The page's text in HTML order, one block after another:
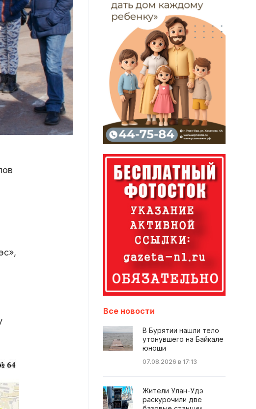
Все новости
В Бурятии нашли тело
утонувшего на Байкале
юноши
07.08.2026 в 17:13
Жители Улан-Удэ
раскурочили две